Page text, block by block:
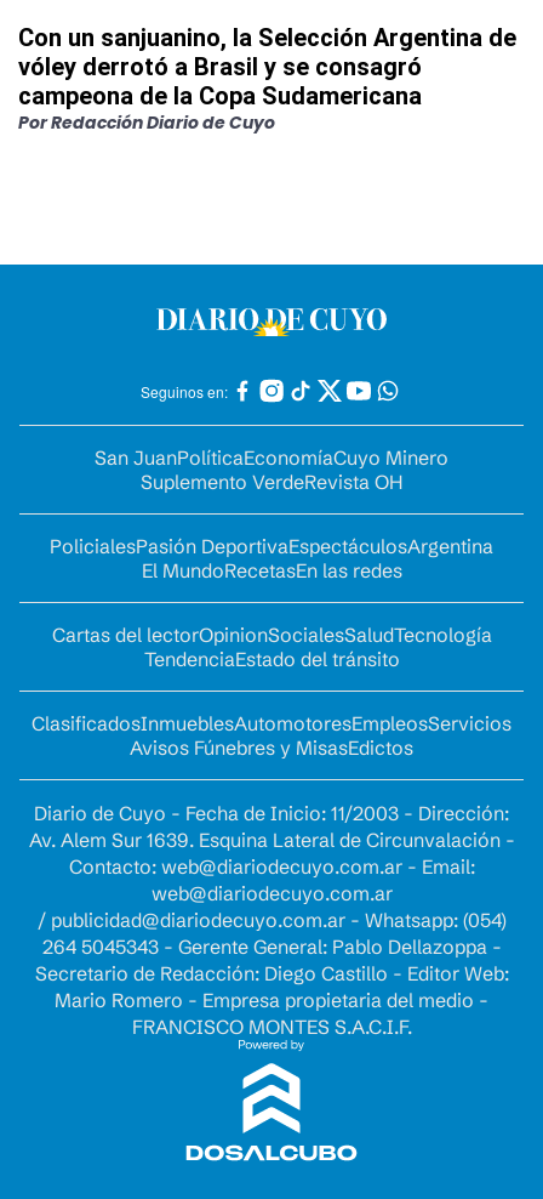
Con un sanjuanino, la Selección Argentina de
vóley derrotó a Brasil y se consagró
campeona de la Copa Sudamericana
PorRedacción Diario de Cuyo
Seguinos en:
San JuanPolíticaEconomíaCuyo Minero
Suplemento VerdeRevista OH
PolicialesPasión DeportivaEspectáculosArgentina
El MundoRecetasEn las redes
Cartas del lectorOpinionSocialesSaludTecnología
TendenciaEstado del tránsito
ClasificadosInmueblesAutomotoresEmpleosServicios
Avisos Fúnebres y MisasEdictos
Diario de Cuyo - Fecha de Inicio: 11/2003 - Dirección:
Av. Alem Sur 1639. Esquina Lateral de Circunvalación -
Contacto: web@diariodecuyo.com.ar- Email:
web@diariodecuyo.com.ar
/ publicidad@diariodecuyo.com.ar- Whatsapp: (054)
264 5045343 - Gerente General: Pablo Dellazoppa -
Secretario de Redacción: Diego Castillo - Editor Web:
Mario Romero - Empresa propietaria del medio -
FRANCISCO MONTES S.A.C.I.F.